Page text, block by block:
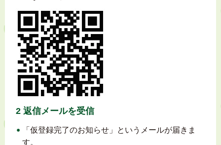
2 返信メールを受信
「仮登録完了のお知らせ」というメールが届きま
す。